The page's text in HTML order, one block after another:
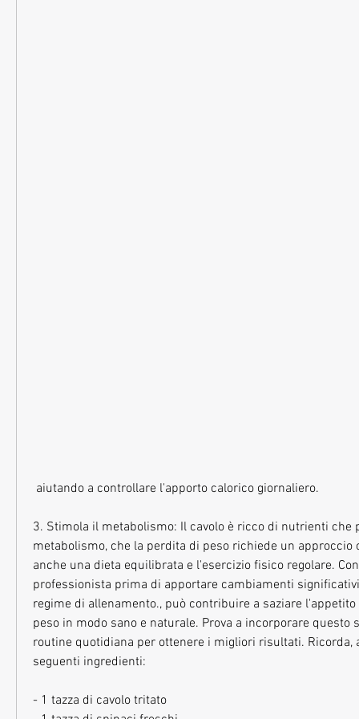
aiutando a controllare l'apporto calorico giornaliero.
3. Stimola il metabolismo: Il cavolo è ricco di nutrienti che
metabolismo, che la perdita di peso richiede un approccio
anche una dieta equilibrata e l'esercizio fisico regolare.
professionista prima di apportare cambiamenti
regime di allenamento., può contribuire a saziare
peso in modo sano e naturale. Prova a incorporare questo
routine quotidiana per ottenere i migliori risultati. Ricorda,
seguenti ingredienti:
- 1 tazza di cavolo tritato